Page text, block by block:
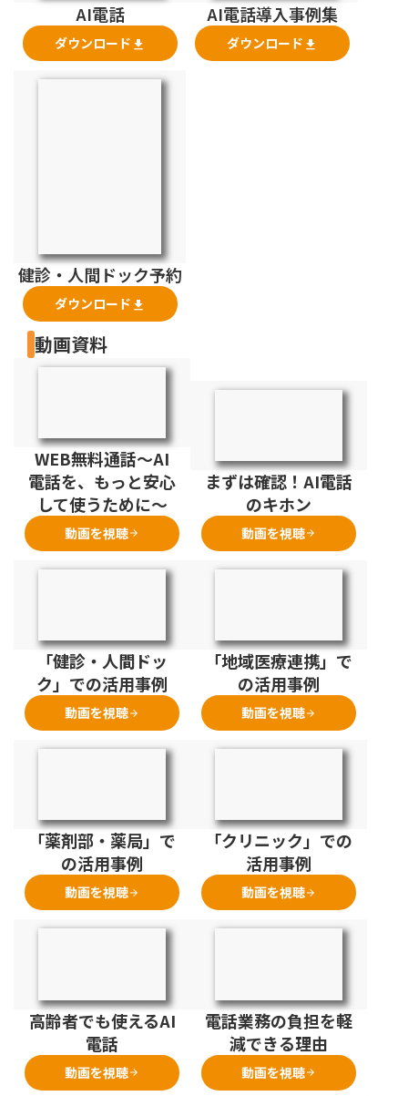
AI電話
ダウンロード file_download
AI電話導入事例集
ダウンロード file_download
健診・人間ドック予約
ダウンロード file_download
動画資料
WEB無料通話～AI
電話を、もっと安心
して使うために～
動画を視聴arrow_forward
まずは確認！AI電話
のキホン
動画を視聴arrow_forward
「健診・人間ドッ
ク」での活用事例
動画を視聴arrow_forward
「地域医療連携」で
の活用事例
動画を視聴arrow_forward
「薬剤部・薬局」で
の活用事例
動画を視聴arrow_forward
「クリニック」での
活用事例
動画を視聴arrow_forward
高齢者でも使えるAI
電話
動画を視聴arrow_forward
電話業務の負担を軽
減できる理由
動画を視聴arrow_forward